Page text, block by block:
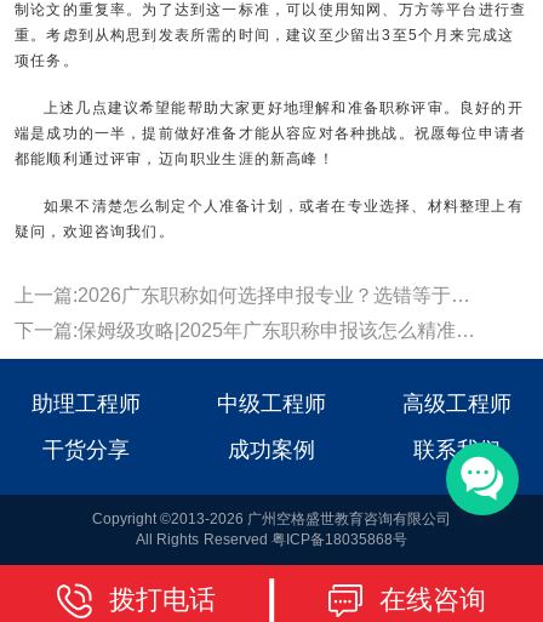
制论文的重复率。为了达到这一标准，可以使用知网、万方等平台进行查
重。考虑到从构思到发表所需的时间，建议至少留出3至5个月来完成这
项任务。
上述几点建议希望能帮助大家更好地理解和准备职称评审。良好的开
端是成功的一半，提前做好准备才能从容应对各种挑战。祝愿每位申请者
都能顺利通过评审，迈向职业生涯的新高峰！
如果不清楚怎么制定个人准备计划，或者在专业选择、材料整理上有
疑问，欢迎咨询我们。
上一篇:2026广东职称如何选择申报专业？选错等于白准备
下一篇:保姆级攻略|2025年广东职称申报该怎么精准选择专业?
助理工程师 中级工程师
高级工程师
干货分享
成功案例 联系我们
Copyright ©2013-2026 广州空格盛世教育咨询有限公司
All Rights Reserved 粤ICP备18035868号
拨打电话 在线咨询